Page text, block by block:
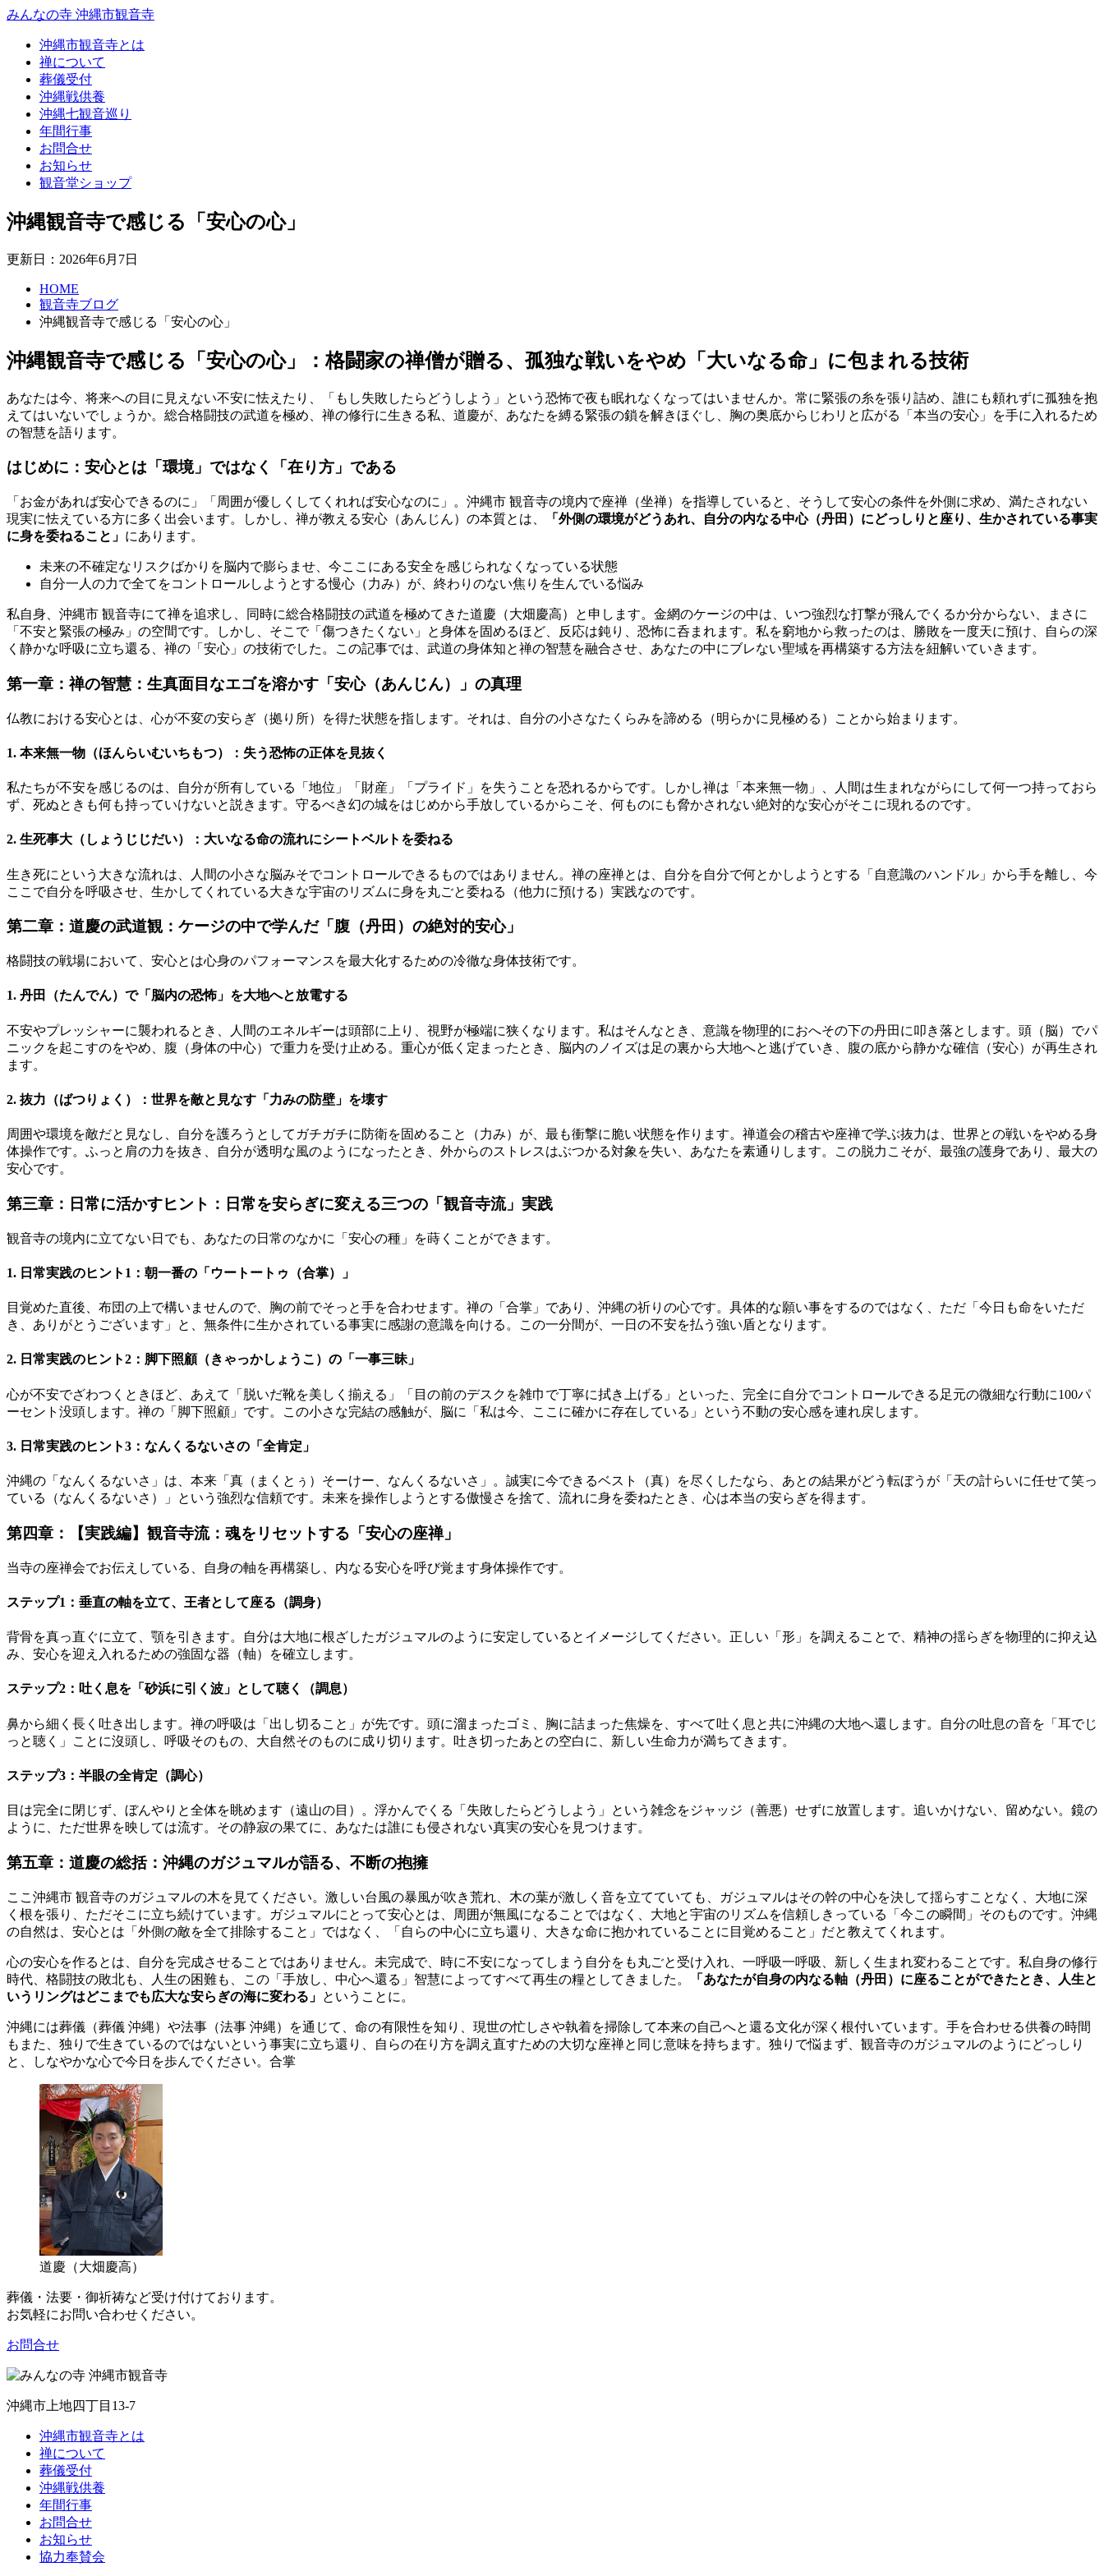
みんなの寺 沖縄市観音寺
沖縄市観音寺とは
禅について
葬儀受付
沖縄戦供養
沖縄七観音巡り
年間行事
お問合せ
お知らせ
観音堂ショップ
沖縄観音寺で感じる「安心の心」
更新日：2026年6月7日
HOME
観音寺ブログ
沖縄観音寺で感じる「安心の心」
沖縄観音寺で感じる「安心の心」：格闘家の禅僧が贈る、孤独な戦いをやめ「大いなる命」に包まれる技術
あなたは今、将来への目に見えない不安に怯えたり、「もし失敗したらどうしよう」という恐怖で夜も眠れなくなってはいませんか。常に緊張の糸を張り詰め、誰にも頼れずに孤独を抱
えてはいないでしょうか。総合格闘技の武道を極め、禅の修行に生きる私、道慶が、あなたを縛る緊張の鎖を解きほぐし、胸の奥底からじわリと広がる「本当の安心」を手に入れるため
の智慧を語ります。
はじめに：安心とは「環境」ではなく「在り方」である
「お金があれば安心できるのに」「周囲が優しくしてくれれば安心なのに」。沖縄市 観音寺の境内で座禅（坐禅）を指導していると、そうして安心の条件を外側に求め、満たされない
現実に怯えている方に多く出会います。しかし、禅が教える安心（あんじん）の本質とは、
「外側の環境がどうあれ、自分の内なる中心（丹田）にどっしりと座り、生かされている事実
に身を委ねること」 にあります。
未来の不確定なリスクばかりを脳内で膨らませ、今ここにある安全を感じられなくなっている状態
自分一人の力で全てをコントロールしようとする慢心（力み）が、終わりのない焦りを生んでいる悩み
私自身、沖縄市 観音寺にて禅を追求し、同時に総合格闘技の武道を極めてきた道慶（大畑慶高）と申します。金網のケージの中は、いつ強烈な打撃が飛んでくるか分からない、まさに
「不安と緊張の極み」の空間です。しかし、そこで「傷つきたくない」と身体を固めるほど、反応は鈍り、恐怖に呑まれます。私を窮地から救ったのは、勝敗を一度天に預け、自らの深
く静かな呼吸に立ち還る、禅の「安心」の技術でした。この記事では、武道の身体知と禅の智慧を融合させ、あなたの中にブレない聖域を再構築する方法を紐解いていきます。
第一章：禅の智慧：生真面目なエゴを溶かす「安心（あんじん）」の真理
仏教における安心とは、心が不変の安らぎ（拠り所）を得た状態を指します。それは、自分の小さなたくらみを諦める（明らかに見極める）ことから始まります。
1. 本来無一物（ほんらいむいちもつ）：失う恐怖の正体を見抜く
私たちが不安を感じるのは、自分が所有している「地位」「財産」「プライド」を失うことを恐れるからです。しかし禅は「本来無一物」、人間は生まれながらにして何一つ持っておら
ず、死ぬときも何も持っていけないと説きます。守るべき幻の城をはじめから手放しているからこそ、何ものにも脅かされない絶対的な安心がそこに現れるのです。
2. 生死事大（しょうじじだい）：大いなる命の流れにシートベルトを委ねる
生き死にという大きな流れは、人間の小さな脳みそでコントロールできるものではありません。禅の座禅とは、自分を自分で何とかしようとする「自意識のハンドル」から手を離し、今
ここで自分を呼吸させ、生かしてくれている大きな宇宙のリズムに身を丸ごと委ねる（他力に預ける）実践なのです。
第二章：道慶の武道観：ケージの中で学んだ「腹（丹田）の絶対的安心」
格闘技の戦場において、安心とは心身のパフォーマンスを最大化するための冷徹な身体技術です。
1. 丹田（たんでん）で「脳内の恐怖」を大地へと放電する
不安やプレッシャーに襲われるとき、人間のエネルギーは頭部に上り、視野が極端に狭くなります。私はそんなとき、意識を物理的におへその下の丹田に叩き落とします。頭（脳）でパ
ニックを起こすのをやめ、腹（身体の中心）で重力を受け止める。重心が低く定まったとき、脳内のノイズは足の裏から大地へと逃げていき、腹の底から静かな確信（安心）が再生され
ます。
2. 抜力（ばつりょく）：世界を敵と見なす「力みの防壁」を壊す
周囲や環境を敵だと見なし、自分を護ろうとしてガチガチに防衛を固めること（力み）が、最も衝撃に脆い状態を作ります。禅道会の稽古や座禅で学ぶ抜力は、世界との戦いをやめる身
体操作です。ふっと肩の力を抜き、自分が透明な風のようになったとき、外からのストレスはぶつかる対象を失い、あなたを素通りします。この脱力こそが、最強の護身であり、最大の
安心です。
第三章：日常に活かすヒント：日常を安らぎに変える三つの「観音寺流」実践
観音寺の境内に立てない日でも、あなたの日常のなかに「安心の種」を蒔くことができます。
1. 日常実践のヒント1：朝一番の「ウートートゥ（合掌）」
目覚めた直後、布団の上で構いませんので、胸の前でそっと手を合わせます。禅の「合掌」であり、沖縄の祈りの心です。具体的な願い事をするのではなく、ただ「今日も命をいただ
き、ありがとうございます」と、無条件に生かされている事実に感謝の意識を向ける。この一分間が、一日の不安を払う強い盾となります。
2. 日常実践のヒント2：脚下照顧（きゃっかしょうこ）の「一事三昧」
心が不安でざわつくときほど、あえて「脱いだ靴を美しく揃える」「目の前のデスクを雑巾で丁寧に拭き上げる」といった、完全に自分でコントロールできる足元の微細な行動に100パ
ーセント没頭します。禅の「脚下照顧」です。この小さな完結の感触が、脳に「私は今、ここに確かに存在している」という不動の安心感を連れ戻します。
3. 日常実践のヒント3：なんくるないさの「全肯定」
沖縄の「なんくるないさ」は、本来「真（まくとぅ）そーけー、なんくるないさ」。誠実に今できるベスト（真）を尽くしたなら、あとの結果がどう転ぼうが「天の計らいに任せて笑っ
ている（なんくるないさ）」という強烈な信頼です。未来を操作しようとする傲慢さを捨て、流れに身を委ねたとき、心は本当の安らぎを得ます。
第四章：【実践編】観音寺流：魂をリセットする「安心の座禅」
当寺の座禅会でお伝えしている、自身の軸を再構築し、内なる安心を呼び覚ます身体操作です。
ステップ1：垂直の軸を立て、王者として座る（調身）
背骨を真っ直ぐに立て、顎を引きます。自分は大地に根ざしたガジュマルのように安定しているとイメージしてください。正しい「形」を調えることで、精神の揺らぎを物理的に抑え込
み、安心を迎え入れるための強固な器（軸）を確立します。
ステップ2：吐く息を「砂浜に引く波」として聴く（調息）
鼻から細く長く吐き出します。禅の呼吸は「出し切ること」が先です。頭に溜まったゴミ、胸に詰まった焦燥を、すべて吐く息と共に沖縄の大地へ還します。自分の吐息の音を「耳でじ
っと聴く」ことに沒頭し、呼吸そのもの、大自然そのものに成り切ります。吐き切ったあとの空白に、新しい生命力が満ちてきます。
ステップ3：半眼の全肯定（調心）
目は完全に閉じず、ぼんやりと全体を眺めます（遠山の目）。浮かんでくる「失敗したらどうしよう」という雑念をジャッジ（善悪）せずに放置します。追いかけない、留めない。鏡の
ように、ただ世界を映しては流す。その静寂の果てに、あなたは誰にも侵されない真実の安心を見つけます。
第五章：道慶の総括：沖縄のガジュマルが語る、不断の抱擁
ここ沖縄市 観音寺のガジュマルの木を見てください。激しい台風の暴風が吹き荒れ、木の葉が激しく音を立てていても、ガジュマルはその幹の中心を決して揺らすことなく、大地に深
く根を張り、ただそこに立ち続けています。ガジュマルにとって安心とは、周囲が無風になることではなく、大地と宇宙のリズムを信頼しきっている「今この瞬間」そのものです。沖縄
の自然は、安心とは「外側の敵を全て排除すること」ではなく、「自らの中心に立ち還り、大きな命に抱かれていることに目覚めること」だと教えてくれます。
心の安心を作るとは、自分を完成させることではありません。未完成で、時に不安になってしまう自分をも丸ごと受け入れ、一呼吸一呼吸、新しく生まれ変わることです。私自身の修行
時代、格闘技の敗北も、人生の困難も、この「手放し、中心へ還る」智慧によってすべて再生の糧としてきました。
「あなたが自身の内なる軸（丹田）に座ることができたとき、人生と
いうリングはどこまでも広大な安らぎの海に変わる」 ということに。
沖縄には葬儀（葬儀 沖縄）や法事（法事 沖縄）を通じて、命の有限性を知り、現世の忙しさや執着を掃除して本来の自己へと還る文化が深く根付いています。手を合わせる供養の時間
もまた、独りで生きているのではないという事実に立ち還り、自らの在り方を調え直すための大切な座禅と同じ意味を持ちます。独りで悩まず、観音寺のガジュマルのようにどっしり
と、しなやかな心で今日を歩んでください。合掌
道慶（大畑慶高）
葬儀・法要・御祈祷など受け付けております。
お気軽にお問い合わせください。
お問合せ
沖縄市上地四丁目13-7
沖縄市観音寺とは
禅について
葬儀受付
沖縄戦供養
年間行事
お問合せ
お知らせ
協力奉賛会